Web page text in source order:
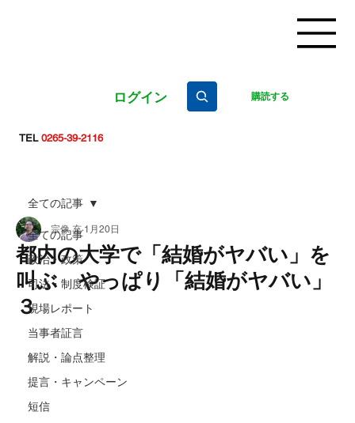
ログイン 購読する
TEL0265-39-2116
全ての記事
政治・政策
司法・制度検証
現場レポート
当事者証言
解説・論点整理
提言・キャンペーン
短信
全ての記事
都内の大学で「結婚がヤバい」を
叫ぶ やっぱり「結婚がヤバい」
３
宗像 充 1月20日